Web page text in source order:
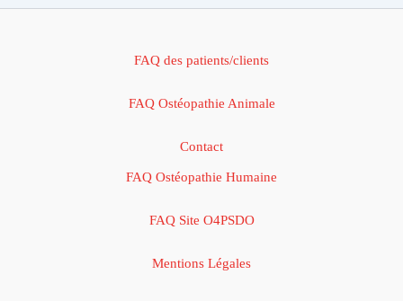
FAQ des patients/clients
FAQ Ostéopathie Animale
Contact
FAQ Ostéopathie Humaine
FAQ Site O4PSDO
Mentions Légales